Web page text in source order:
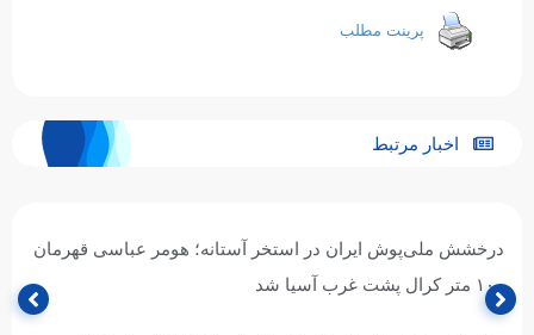
پرینت مطلب
اخبار مرتبط
درخشش ملی‌پوش ایران در استخر آستانه؛ هومر عباسی قهرمان
۱۰۰ متر کرال پشت غرب آسیا شد